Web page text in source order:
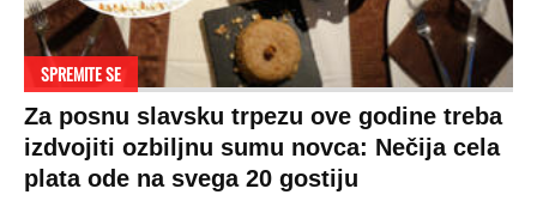
Stil
Ljubav
Zdravlje
Hi-Tech
Kultura
Globalno zagrevanje
Hrvatska
BiH
Crna Gora
Makedonija
Auto
Kontakt
Marketing
Politika o kolačićima
Uslovi korišćenja
Politika privatnosti
Privacy policy
Terms of service